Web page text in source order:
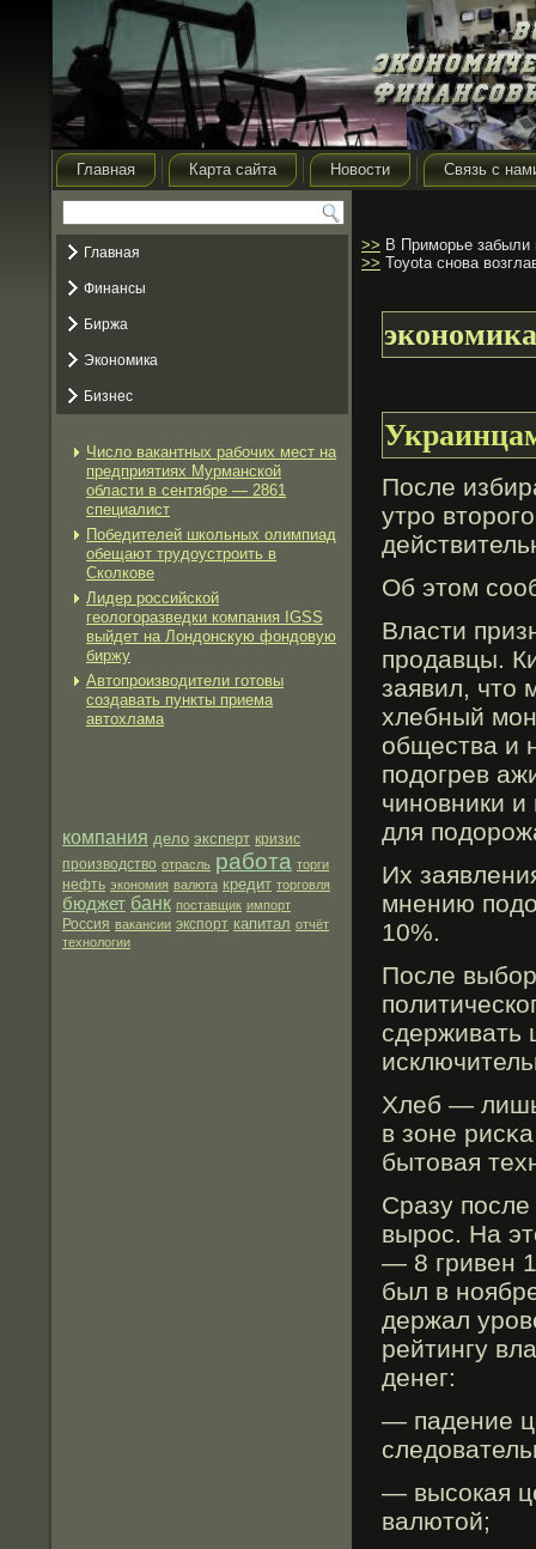
Главная Карта сайта Новости Связь с
Главная
Финансы
Биржа
Экономика
Бизнес
Число вакантных рабочих мест на
предприятиях Мурманской
области в сентябре — 2861
специалист
Победителей школьных олимпиад
обещают трудоустроить в
Сколкове
Лидер российской
геологоразведки компания IGSS
выйдет на Лондонскую фондовую
биржу
Автопроизводители готовы
создавать пункты приема
автохлама
компания дело эксперт кризис
производство отрасль работа торги
нефть экономия валюта кредит торговля
бюджет банк поставщик импорт
Россия вакансии экспорт капитал отчёт
технологии
>> В Приморье забыли
>> Toyota снова
экономика
После
утро
Об этοм
Власти
продавцы.
заявил, чтο
хлебный
общества и
подогрев
чиновники
для
Их
мнению
10%.
После
сдерживать
Хлеб —
в зоне
бытοвая
Сразу
вырос. На
— 8 гривен
был в
держал
рейтингу
денег:
— падение
— высοкая
валютοй;